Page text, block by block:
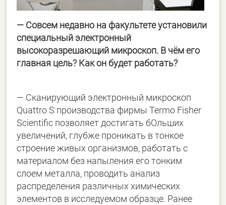
— Совсем недавно на факультете установили
специальный электронный
высокоразрешающий микроскоп. В чём его
главная цель? Как он будет работать?
— Сканирующий электронный микроскоп
Quattro S производства фирмы Termo Fisher
Scientific позволяет достигать бОльших
увеличений, глубже проникать в тонкое
строение живых организмов, работать с
материалом без напыления его тонким
слоем металла, проводить анализ
распределения различных химических
элементов в исследуемом образце. Ранее